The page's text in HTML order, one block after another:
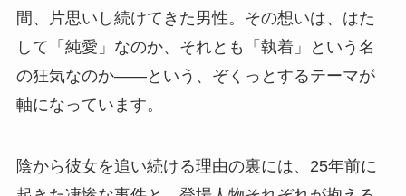
間、片思いし続けてきた男性。その想いは、はた
して「純愛」なのか、それとも「執着」という名
の狂気なのか——という、ぞくっとするテーマが
軸になっています。
陰から彼女を追い続ける理由の裏には、25年前に